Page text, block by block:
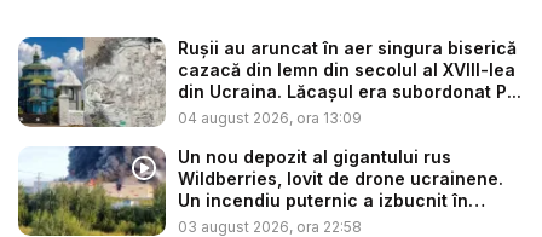
Rușii au aruncat în aer singura biserică
cazacă din lemn din secolul al XVIII-lea
din Ucraina. Lăcașul era subordonat P...
04 august 2026, ora 13:09
Un nou depozit al gigantului rus
Wildberries, lovit de drone ucrainene.
Un incendiu puternic a izbucnit în
regiu...
03 august 2026, ora 22:58